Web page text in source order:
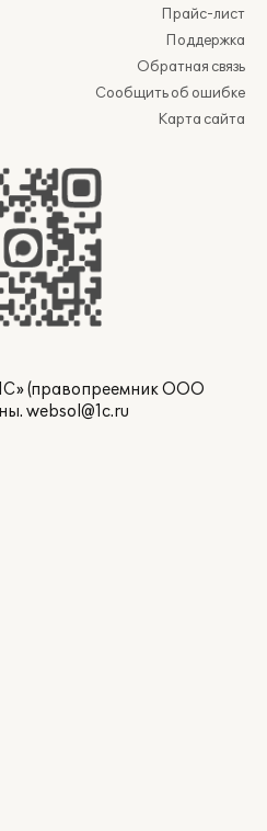
Прайс-лист
Поддержка
Обратная связь
Сообщить об ошибке
Карта сайта
(правопреемник ООО
websol@1c.ru